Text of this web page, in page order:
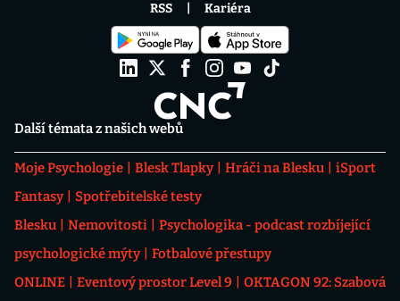
Další témata z našich webů
Moje Psychologie Blesk Tlapky Hráči na Blesku
iSport
Fantasy
Spotřebitelské testy
Blesku
Nemovitosti
Psychologika - podcast rozbíjející
psychologické mýty
Fotbalové přestupy
ONLINE
Eventový prostor Level 9
OKTAGON 92: Szabová
RSS Kariéra